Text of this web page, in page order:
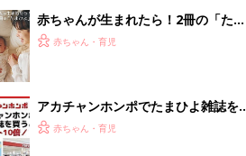
23年続く自律型組織に共通する「3つ
の要素」
PR（ビズヒント）